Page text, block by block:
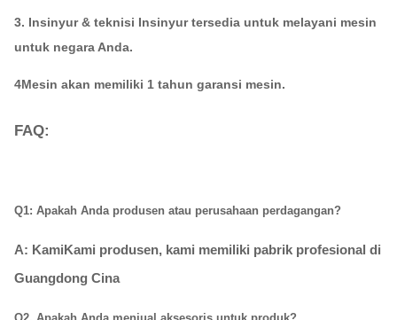
3. Insinyur & teknisi Insinyur tersedia untuk melayani mesin
untuk negara Anda.
4Mesin akan memiliki 1 tahun garansi mesin.
FAQ:
Q1: Apakah Anda produsen atau perusahaan perdagangan?
A: KamiKami produsen, kami memiliki pabrik profesional di
Guangdong Cina